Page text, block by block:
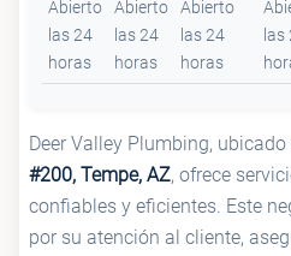
Abierto
las 24
horas
Abierto
las 24
horas
Abierto
las 24
horas
las
Deer Valley Plumbing, ubicado
#200, Tempe, AZ, ofrece
confiables y eficientes. Este
por su atención al cliente,